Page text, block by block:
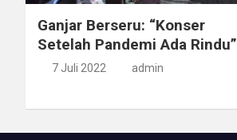
Ganjar Berseru: “Konser
Setelah Pandemi Ada Rindu”
7 Juli 2022 admin